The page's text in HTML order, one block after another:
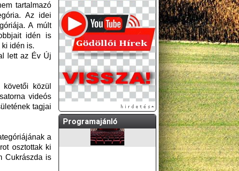
tartalmazó
Az idei
A múlt
idén is
ki idén is.
lett az Év Új
közül
videós
tagjai
a
osztottak ki
Cukrászda is
Programajánló
A GÖDÖLLŐI ÉS
KÖRNYÉKBELI
KULTURÁLIS- ÉS
SPORTPROGRAMOKAT
KÖZÖSSÉGI
OLDALUNKON TESSZÜK
KÖZZÉ!